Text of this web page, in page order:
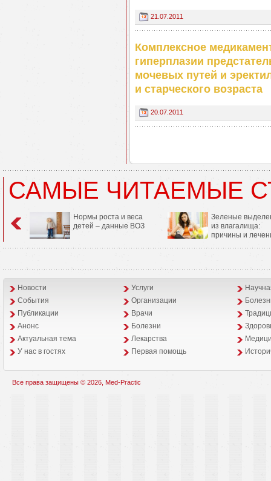
21.07.2011
Комплексное
гиперплазии
мочевых путей и
и старческого возраста
20.07.2011
САМЫЕ ЧИТАЕМЫЕ
Нормы роста и веса
детей – данные ВОЗ
Зеленые
из влагалища:
причины и
Новости Услуги
События
Организации
Публикации
Врачи
Анонс
Болезни
Aктуальная тема
Лекарства
У нас в гостях
Первая помощь
Все права защищены © 2026, Med-Practic